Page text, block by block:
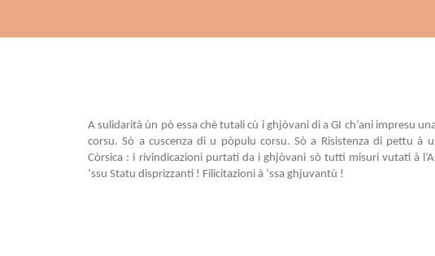
A sulidarità ùn pò essa chè tutali cù i ghjòvani di a GI ch’ani impresu
corsu. Sò a cuscenza di u pòpulu corsu. Sò a Risistenza di pettu à
Còrsica : i rivindicazioni purtati da i ghjòvani sò tutti misuri vutati à
‘ssu Statu disprizzanti ! Filicitazioni à ‘ssa ghjuvantù !